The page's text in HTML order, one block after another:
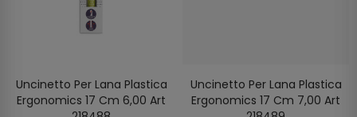
Uncinetto Per Lana Plastica
Ergonomics 17 Cm 6,00 Art
Uncinetto Per Lana Plastica
Ergonomics 17 Cm 7,00 Art